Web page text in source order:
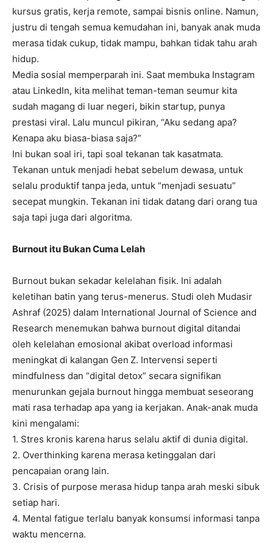
kursus gratis, kerja remote, sampai bisnis online. Namun,
justru di tengah semua kemudahan ini, banyak anak muda
merasa tidak cukup, tidak mampu, bahkan tidak tahu arah
hidup.
Media sosial memperparah ini. Saat membuka Instagram
atau LinkedIn, kita melihat teman-teman seumur kita
sudah magang di luar negeri, bikin startup, punya
prestasi viral. Lalu muncul pikiran, “Aku sedang apa?
Kenapa aku biasa-biasa saja?”
Ini bukan soal iri, tapi soal tekanan tak kasatmata.
Tekanan untuk menjadi hebat sebelum dewasa, untuk
selalu produktif tanpa jeda, untuk “menjadi sesuatu”
secepat mungkin. Tekanan ini tidak datang dari orang tua
saja tapi juga dari algoritma.
Burnout itu Bukan Cuma Lelah
Burnout bukan sekadar kelelahan fisik. Ini adalah
keletihan batin yang terus-menerus. Studi oleh Mudasir
Ashraf (2025) dalam International Journal of Science and
Research menemukan bahwa burnout digital ditandai
oleh kelelahan emosional akibat overload informasi
meningkat di kalangan Gen Z. Intervensi seperti
mindfulness dan “digital detox” secara signifikan
menurunkan gejala burnout hingga membuat seseorang
mati rasa terhadap apa yang ia kerjakan. Anak-anak muda
kini mengalami:
1. Stres kronis karena harus selalu aktif di dunia digital.
2. Overthinking karena merasa ketinggalan dari
pencapaian orang lain.
3. Crisis of purpose merasa hidup tanpa arah meski sibuk
setiap hari.
4. Mental fatigue terlalu banyak konsumsi informasi tanpa
waktu mencerna.